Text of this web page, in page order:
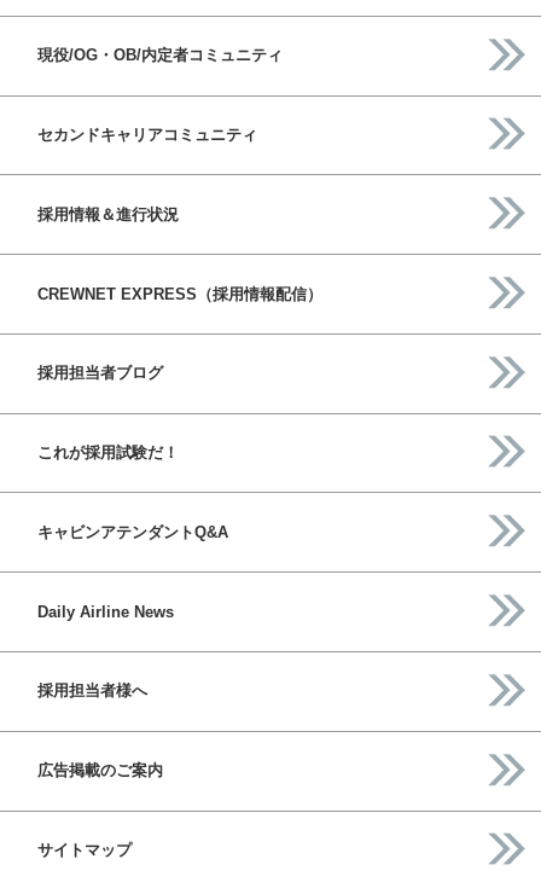
現役/OG・OB/内定者コミュニティ
セカンドキャリアコミュニティ
採用情報＆進行状況
CREWNET EXPRESS（採用情報配信）
採用担当者ブログ
これが採用試験だ！
キャビンアテンダントQ&A
Daily Airline News
採用担当者様へ
広告掲載のご案内
サイトマップ